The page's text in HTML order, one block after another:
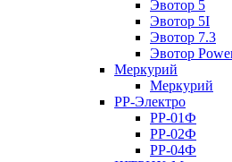
Эвотор 5
Эвотор 5I
Эвотор 7.3
Эвотор
Меркурий
Меркурий
РР-Электро
РР-01Ф
РР-02Ф
РР-04Ф